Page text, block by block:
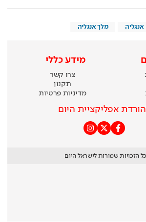
מלך אנגליה
מידע כללי
צרו קשר
תקנון
מדיניות פרטיות
אפליקציית היום
שמורות לישראל היום